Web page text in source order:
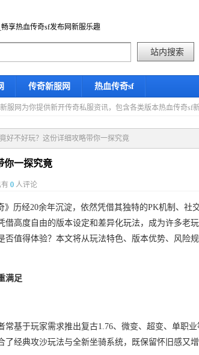
享热血传奇sf发布网新服乐趣
传奇新服网 热血传奇sf
服网为你提供新开传奇私服资讯，包含各类版本热血传奇sf
好不好玩？这份详细攻略带你一探究竟
你一探究竟
0 人评论
历经20余年沉淀，依然凭借其独特的PK机制、社
高度自由的版本设定和差异化玩法，成为许多老
值得体验？本文将从玩法特色、版本优势、风险
满足
基于玩家需求推出复古1.76、微变、超变、单职业
了经典攻沙玩法与全新坐骑系统，既保留怀旧感又